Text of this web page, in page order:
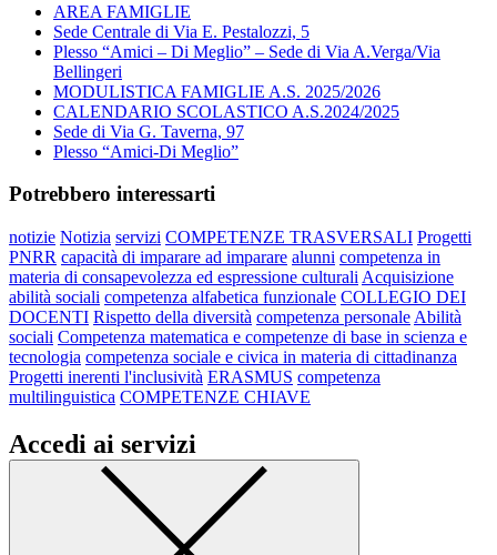
AREA FAMIGLIE
Sede Centrale di Via E. Pestalozzi, 5
Plesso “Amici – Di Meglio” – Sede di Via A.Verga/Via
Bellingeri
MODULISTICA FAMIGLIE A.S. 2025/2026
CALENDARIO SCOLASTICO A.S.2024/2025
Sede di Via G. Taverna, 97
Plesso “Amici-Di Meglio”
Potrebbero interessarti
notizie Notizia servizi COMPETENZE TRASVERSALI Progetti
PNRR capacità di imparare ad imparare alunni competenza in
materia di consapevolezza ed espressione culturali Acquisizione
abilità sociali competenza alfabetica funzionale COLLEGIO DEI
DOCENTI Rispetto della diversità competenza personale Abilità
sociali Competenza matematica e competenze di base in scienza e
tecnologia competenza sociale e civica in materia di cittadinanza
Progetti inerenti l'inclusività ERASMUS competenza
multilinguistica COMPETENZE CHIAVE
Accedi ai servizi